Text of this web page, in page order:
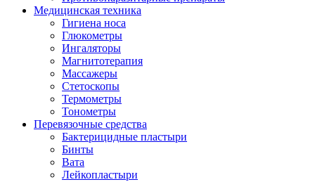
Медицинская техника
Гигиена носа
Глюкометры
Ингаляторы
Магнитотерапия
Массажеры
Стетоскопы
Термометры
Тонометры
Перевязочные средства
Бактерицидные пластыри
Бинты
Вата
Лейкопластыри